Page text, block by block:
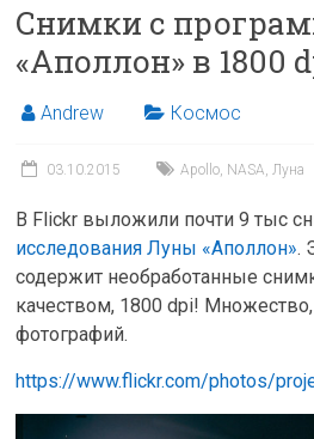
Снимки с
«Аполлон» в 1800
Andrew Космос
03.10.2015 Apollo NASA Луна
В Flickr выложили почти 9 тыс
исследования Луны «Аполлон».
содержит необработанные
качеством, 1800 dpi!
фотографий.
https://www.flickr.com/photos/